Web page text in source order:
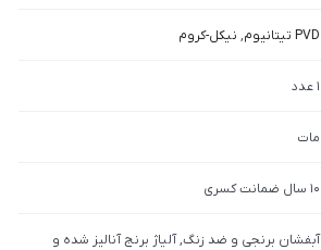
PVD تیتانیوم , نیکل-کروم
1 عدد
مات
10 سال ضمانت کسری
آبفشان برنجی و ضد زنگ, آلیاژ برنج آنالیز شده و